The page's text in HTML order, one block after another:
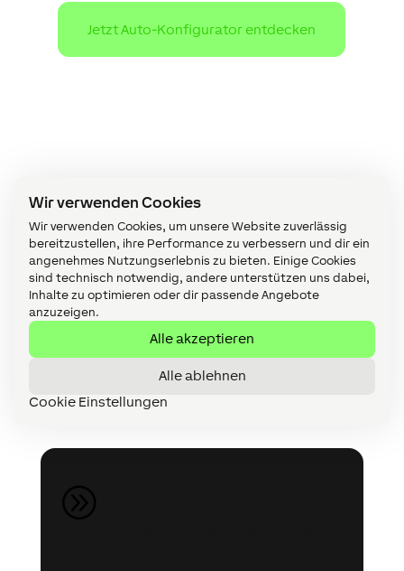
Wir verwenden Cookies
Wir verwenden Cookies, um unsere Website zuverlässig
bereitzustellen, ihre Performance zu verbessern und dir ein
angenehmes Nutzungserlebnis zu bieten. Einige Cookies
sind technisch notwendig, andere unterstützen uns dabei,
Inhalte zu optimieren oder dir passende Angebote
anzuzeigen.
Alle akzeptieren
Alle ablehnen
Cookie Einstellungen
Jetzt Auto-Konfigurator entdecken
Jetzt kostenlos
anfragen
Stellen Sie jetzt Ihre kostenlose
Projektanfrage oder werden Sie in
nur wenigen Schritten Loxone
Partner!